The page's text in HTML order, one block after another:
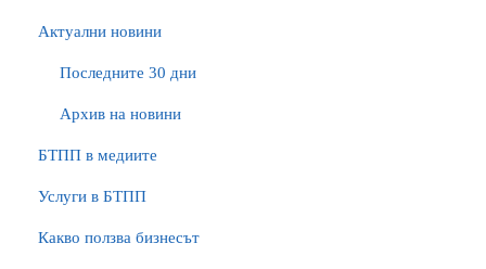
Актуални новини
Последните 30 дни
Архив на новини
БTПП в медиите
Услуги в БТПП
Какво ползва бизнесът